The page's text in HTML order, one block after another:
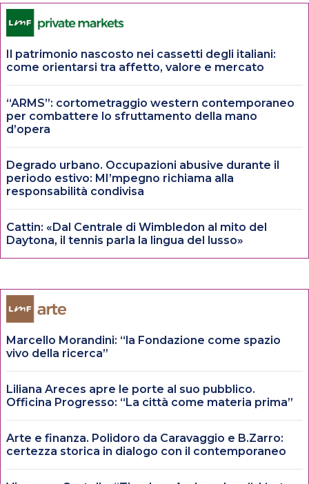
Il patrimonio nascosto nei cassetti degli italiani:
come orientarsi tra affetto, valore e mercato
“ARMS”: cortometraggio western contemporaneo
per combattere lo sfruttamento della mano
d’opera
Degrado urbano. Occupazioni abusive durante il
periodo estivo: MI’mpegno richiama alla
responsabilità condivisa
Cattin: «Dal Centrale di Wimbledon al mito del
Daytona, il tennis parla la lingua del lusso»
Marcello Morandini: “la Fondazione come spazio
vivo della ricerca”
Liliana Areces apre le porte al suo pubblico.
Officina Progresso: “La città come materia prima”
Arte e finanza. Polidoro da Caravaggio e B.Zarro:
certezza storica in dialogo con il contemporaneo